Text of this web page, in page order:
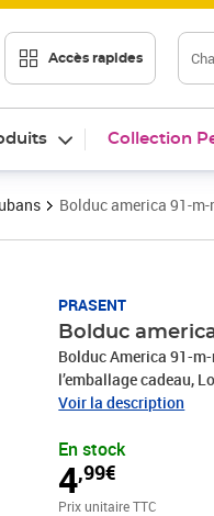
Accès rapides
Collection
Bolduc america 91-
PRASENT
Bolduc
Bolduc America 91-
l’emballage cadeau,
décoratif est produit
comme Noël,
de la diversité de
nombreux avantages
Voir la description
En stock
4,99€
Prix 4,99€
Prix unitaire TTC